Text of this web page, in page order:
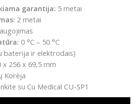
garantija: 5 metai
2 metai
0 °C – 50 °C
baterija ir elektrodais)
x 256 x 69,5 mm
Korėja
su Cu Medical CU-SP1